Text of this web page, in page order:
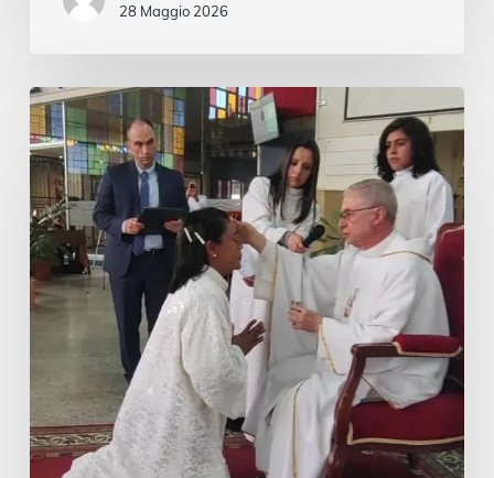
28 Maggio 2026
¡El
miedo
siempre
puede
aparecer,
pero
la
es
mayor!